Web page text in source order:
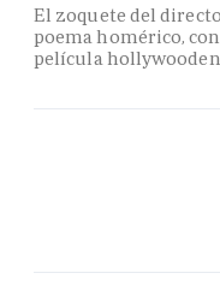
El zoquete del
poema homérico,
película